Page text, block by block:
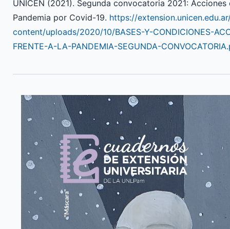
UNICEN (2021). Segunda convocatoria 2021:
Pandemia por Covid-19. https://
content/uploads/2020/10/BASES-Y-CONDICIONES-
FRENTE-A-LA-PANDEMIA-SEGUNDA-